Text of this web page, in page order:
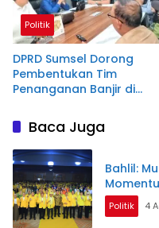
Politik
DPRD Sumsel Dorong
Pembentukan Tim
Penanganan Banjir di
FatahBaca Juga
Bahlil:
Politik 4